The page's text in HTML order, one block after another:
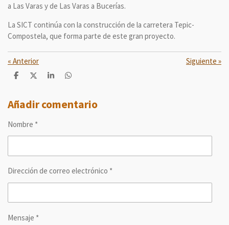
a Las Varas y de Las Varas a Bucerías.
La SICT continúa con la construcción de la carretera Tepic-
Compostela, que forma parte de este gran proyecto.
« Anterior Siguiente »
C
p
a
t
C
p
a
C
p
a
C
p
a
Añadir comentario
Nombre *
Dirección de correo electrónico *
Mensaje *